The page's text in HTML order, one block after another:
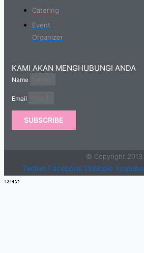
Catering
Event
Organizer
KAMI AKAN MENGHUBUNGI ANDA
Name
Email
SUBSCRIBE
© Copyright 2013
Twitter Facebook Dribbble Youtube